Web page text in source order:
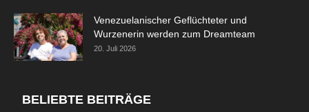
Venezuelanischer Geflüchteter und
Wurzenerin werden zum Dreamteam
20. Juli 2026
BELIEBTE BEITRÄGE